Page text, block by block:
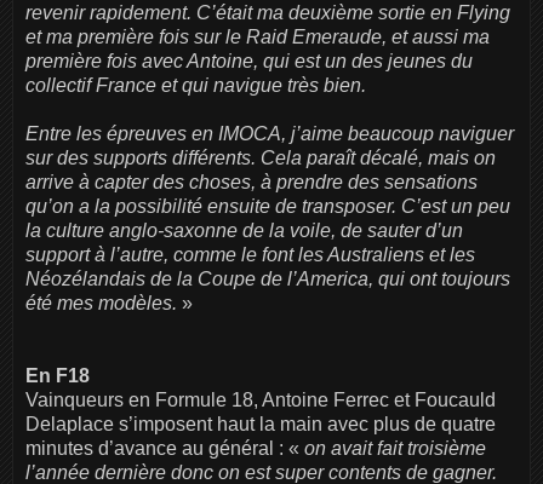
revenir rapidement. C’était ma deuxième sortie en Flying
et ma première fois sur le Raid Emeraude, et aussi ma
première fois avec Antoine, qui est un des jeunes du
collectif France et qui navigue très bien.
Entre les épreuves en IMOCA, j’aime beaucoup naviguer
sur des supports différents. Cela paraît décalé, mais on
arrive à capter des choses, à prendre des sensations
qu’on a la possibilité ensuite de transposer. C’est un peu
la culture anglo-saxonne de la voile, de sauter d’un
support à l’autre, comme le font les Australiens et les
Néozélandais de la Coupe de l’America, qui ont toujours
été mes modèles. »
En F18
Vainqueurs en Formule 18, Antoine Ferrec et Foucauld
Delaplace s’imposent haut la main avec plus de quatre
minutes d’avance au général : « on avait fait troisième
l’année dernière donc on est super contents de gagner.